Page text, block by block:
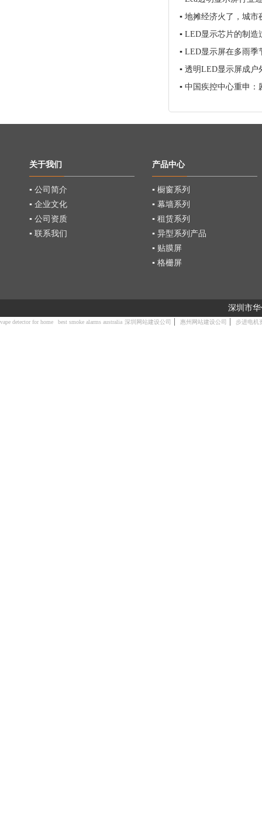
▪地摊经济火了，城市
▪LED显示芯片的制造
▪LED显示屏在多雨季
▪透明LED显示屏成户
▪中国疾控中心重申：
关于我们
▪ 公司简介
▪ 企业文化
▪ 公司资质
▪ 联系我们
产品中心
▪ 橱窗系列
▪ 幕墙系列
▪ 租赁系列
▪ 异型系列产品
▪ 贴膜屏
▪ 格栅屏
深圳市
vape detector for home best smoke alarms australia 深圳网站建设公司 | 惠州网站建设公司 | 步进电机